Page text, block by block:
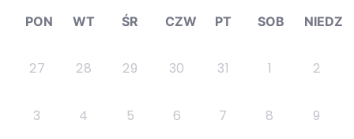
PON WT ŚR CZW PT SOB NIEDZ
27 28 29 30 31 1 2
3 4 5 6 7 8 9